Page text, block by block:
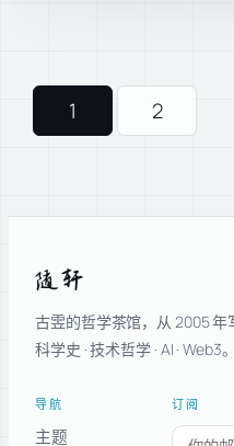
1 2
随轩
古雴的哲学茶馆，从 2005 年
科学史 · 技术哲学 · AI · Web3。
导航
主题
订阅
订阅新